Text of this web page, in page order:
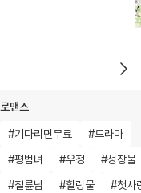
로맨스
#기다리면무료 #드라마
#평범녀 #우정 #성장물
#절륜남 #힐링물 #첫사